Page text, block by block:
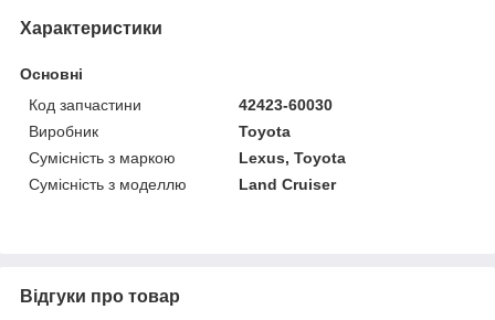
Характеристики
Основні
Код запчастини
42423-60030
Виробник
Toyota
Сумісність з маркою
Lexus, Toyota
Сумісність з моделлю
Land Cruiser
Відгуки про товар